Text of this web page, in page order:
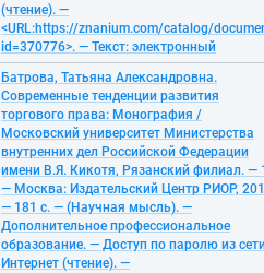
(чтение). —
<URL:https://znanium.com/catalog/
id=370776>. — Текст: электронный
Батрова, Татьяна Александровна.
Современные тенденции развития
торгового права: Монография /
Московский университет Министерства
внутренних дел Российской Федерации
имени В.Я. Кикотя, Рязанский филиал. —
— Москва: Издательский Центр РИОР,
— 181 с. — (Научная мысль). —
Дополнительное профессиональное
образование. — Доступ по паролю из
Интернет (чтение). —